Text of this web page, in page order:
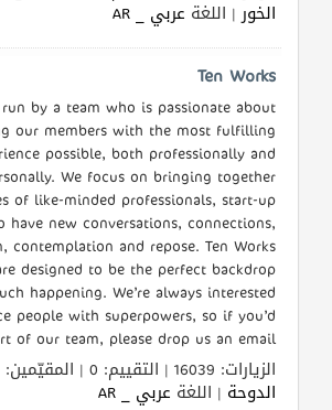
كيو
كارز
كيو
ماركت
الدليل
القطري
POWERED
QHOST
الخور| اللغة عربي _ AR
Ten Works
by a team who is passionate about
our members with the most fulfilling
possible, both professionally and
We focus on bringing together
of like-minded professionals, start-up
new conversations, connections,
contemplation and repose. Ten Works
designed to be the perfect backdrop
happening. We’re always interested
people with superpowers, so if you’d
of our team, please drop us an email.
الزيارات: 16039 | التقييم: 0 | المقيّمين: 0 | المدينة
الدوحة | اللغة عربي _ AR